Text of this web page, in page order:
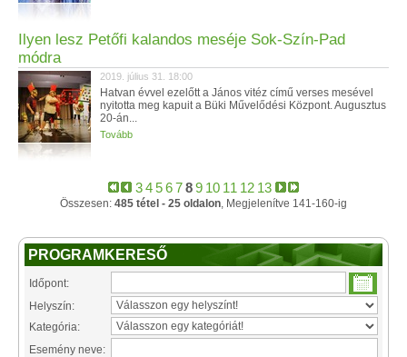
Ilyen lesz Petőfi kalandos meséje Sok-Szín-Pad
módra
2019. július 31. 18:00
Hatvan évvel ezelőtt a János vitéz című verses mesével
nyitotta meg kapuit a Büki Művelődési Központ. Augusztus
20-án...
Tovább
3456789 10 11 12 13
Összesen: 485 tétel - 25 oldalon, Megjelenítve 141-160-ig
PROGRAMKERESŐ
Időpont:
Helyszín:
Kategória:
Esemény neve: